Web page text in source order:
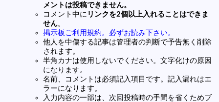
メントは投稿できません。
コメント中に リンクを2個以上入れることはできま
せん。
掲示板ご利用規約。必ずお読み下さい。
他人を中傷する記事は管理者の判断で予告無く削除
されます。
半角カナは使用しないでください。文字化けの原因
になります。
名前、コメントは必須記入項目です。記入漏れはエ
ラーになります。
入力内容の一部は、次回投稿時の手間を省くためブ